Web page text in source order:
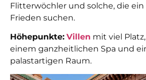
Flitterwöchler und solche, die ein
Frieden suchen.
Höhepunkte: Villen mit viel
einem ganzheitlichen Spa und
palastartigen Raum.